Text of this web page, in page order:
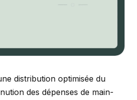
distribution optimisée du
des dépenses de main-